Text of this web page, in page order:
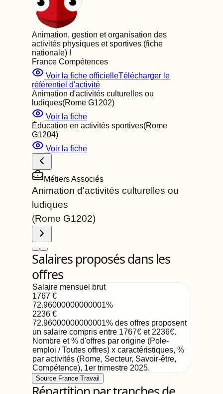
Animation, gestion et organisation des
activités physiques et sportives (fiche
nationale) !
France Compétences
Voir la fiche officielleTélécharger le
référentiel d'activité
Animation d'activités culturelles ou
ludiques(Rome G1202)
Voir la fiche
Éducation en activités sportives(Rome
G1204)
Voir la fiche
Métiers Associés
Animation d'activités culturelles ou
ludiques
(Rome G1202)
Salaires proposés dans les
offres
Salaire mensuel brut
1767 €
72.96000000000001%
2236 €
72.96000000000001% des offres proposent
un salaire compris entre 1767€ et 2236€.
Nombre et % d'offres par origine (Pole-
emploi / Toutes offres) x caractéristiques, %
par activités (Rome, Secteur, Savoir-être,
Compétence), 1er trimestre 2025.
Source France Travail